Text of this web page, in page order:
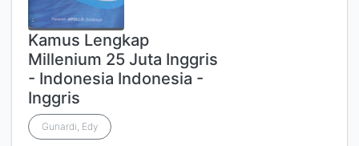
Kamus Lengkap
Millenium 25 Juta Inggris
- Indonesia Indonesia -
Inggris
Gunardi, Edy